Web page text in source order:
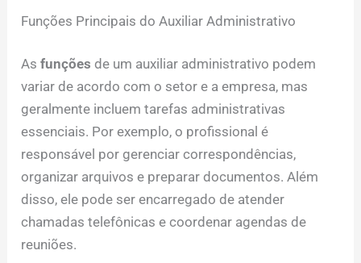
Funções Principais do Auxiliar Administrativo
Asfunções de um auxiliar administrativo podem
variar de acordo com o setor e a empresa, mas
geralmente incluem tarefas administrativas
essenciais. Por exemplo, o profissional é
responsável por gerenciar correspondências,
organizar arquivos e preparar documentos. Além
disso, ele pode ser encarregado de atender
chamadas telefônicas e coordenar agendas de
reuniões.